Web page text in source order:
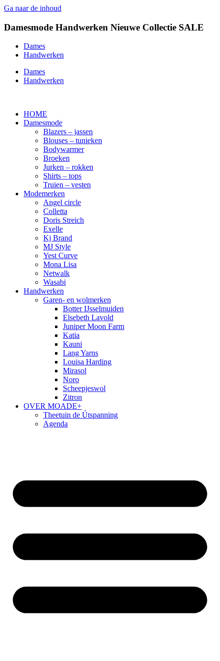
Ga naar de inhoud
Damesmode Handwerken Nieuwe Collectie SALE
Dames
Handwerken
Dames
Handwerken
HOME
Damesmode
Blazers – jassen
Blouses – tunieken
Bodywarmer
Broeken
Jurken – rokken
Shirts – tops
Truien – vesten
Modemerken
Angel circle
Colletta
Doris Streich
Exelle
Kj Brand
MJ Style
Yest Curve
Mona Lisa
Netwalk
Wasabi
Handwerken
Garen- en wolmerken
Botter IJsselmuiden
Elsebeth Lavold
Juniper Moon Farm
Katia
Kauni
Lang Yarns
Louisa Harding
Mirasol
Noro
Scheepjeswol
Zitron
OVER MOADE+
Theetuin de Útspanning
Agenda